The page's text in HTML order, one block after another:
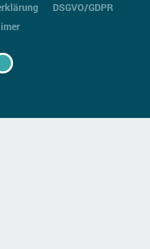
DSGVO/GDPR